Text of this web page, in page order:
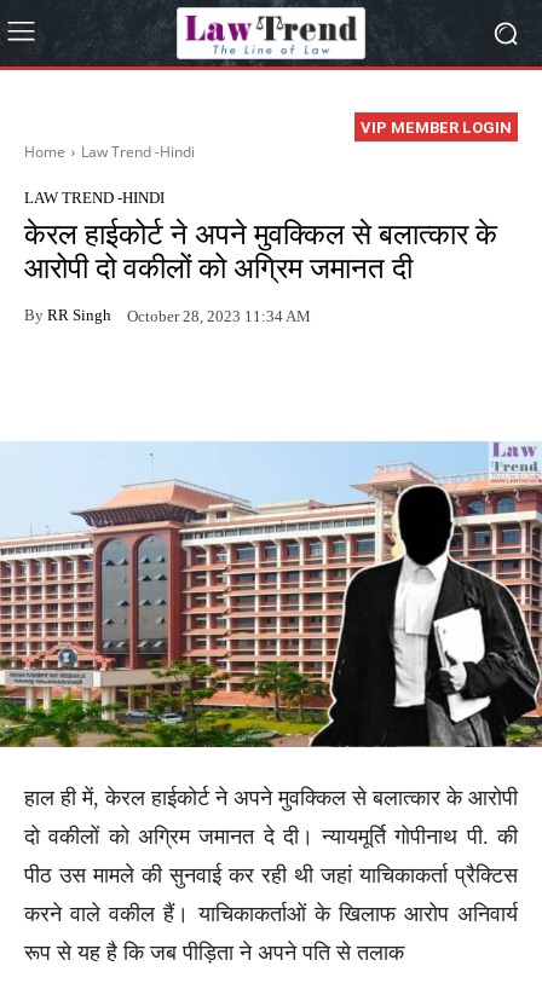
VIP MEMBER LOGIN
Home Law Trend -Hindi
LAW TREND -HINDI
केरल हाईकोर्ट ने अपने मुवक्किल से बलात्कार के
आरोपी दो वकीलों को अग्रिम जमानत दी
By RR Singh October 28, 2023 11:34 AM
हाल ही में, केरल हाईकोर्ट ने अपने मुवक्किल से बलात्कार के आरोपी
दो वकीलों को अग्रिम जमानत दे दी। न्यायमूर्ति गोपीनाथ पी. की
पीठ उस मामले की सुनवाई कर रही थी जहां याचिकाकर्ता प्रैक्टिस
करने वाले वकील हैं। याचिकाकर्ताओं के खिलाफ आरोप अनिवार्य
रूप से यह है कि जब पीड़िता ने अपने पति से तलाक